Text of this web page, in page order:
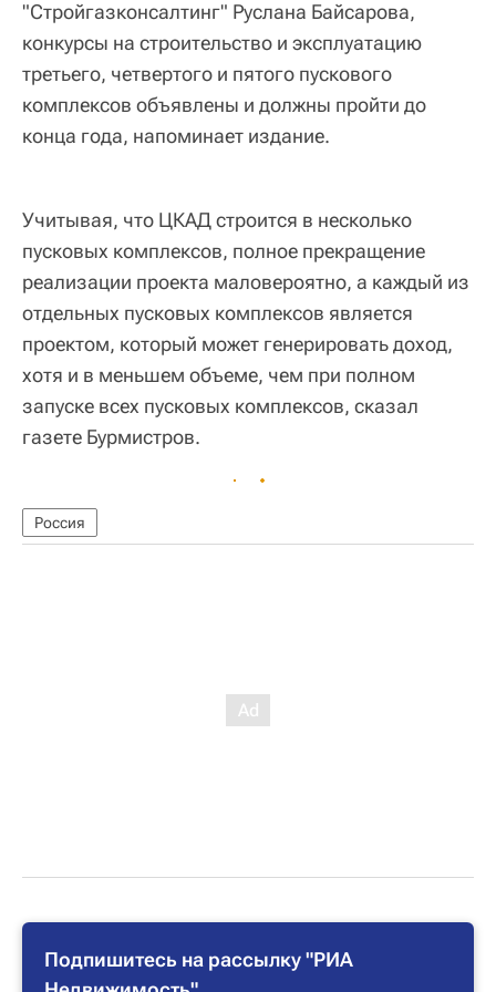
"Стройгазконсалтинг" Руслана Байсарова,
конкурсы на строительство и эксплуатацию
третьего, четвертого и пятого пускового
комплексов объявлены и должны пройти до
конца года, напоминает издание.
Учитывая, что ЦКАД строится в несколько
пусковых комплексов, полное прекращение
реализации проекта маловероятно, а каждый из
отдельных пусковых комплексов является
проектом, который может генерировать доход,
хотя и в меньшем объеме, чем при полном
запуске всех пусковых комплексов, сказал
газете Бурмистров.
Россия
Подпишитесь на рассылку "РИА